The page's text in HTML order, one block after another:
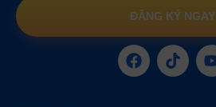
ĐĂNG KÝ NGAY